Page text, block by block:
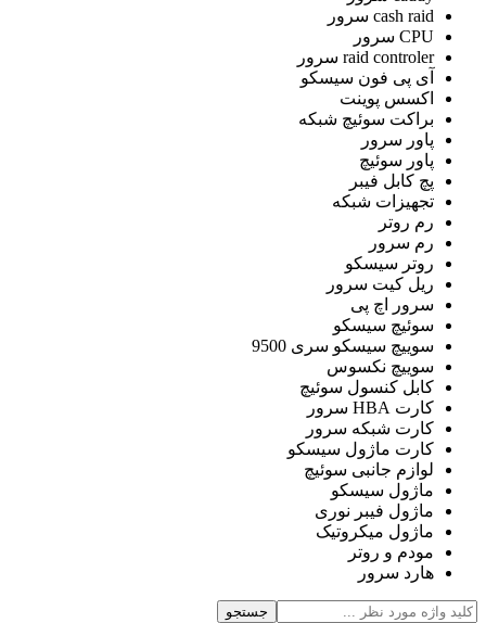
cash raid سرور
CPU سرور
raid controler سرور
آی پی فون سیسکو
اکسس پوینت
براکت سوئیچ شبکه
پاور سرور
پاور سوئیچ
پچ کابل فیبر
تجهیزات شبکه
رم روتر
رم سرور
روتر سیسکو
ریل کیت سرور
سرور اچ پی
سوئیچ سیسکو
سوییچ سیسکو سری 9500
سوییچ نکسوس
کابل کنسول سوئیچ
کارت HBA سرور
کارت شبکه سرور
کارت ماژول سیسکو
لوازم جانبی سوئیچ
ماژول سیسکو
ماژول فیبر نوری
ماژول میکروتیک
مودم و روتر
هارد سرور
جستجو